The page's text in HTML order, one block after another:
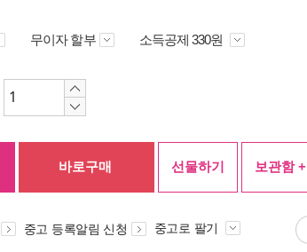
무이자 할부 소득공제 330원
바로구매 선물하기 보관함 +
중고 등록알림 신청 중고로 팔기